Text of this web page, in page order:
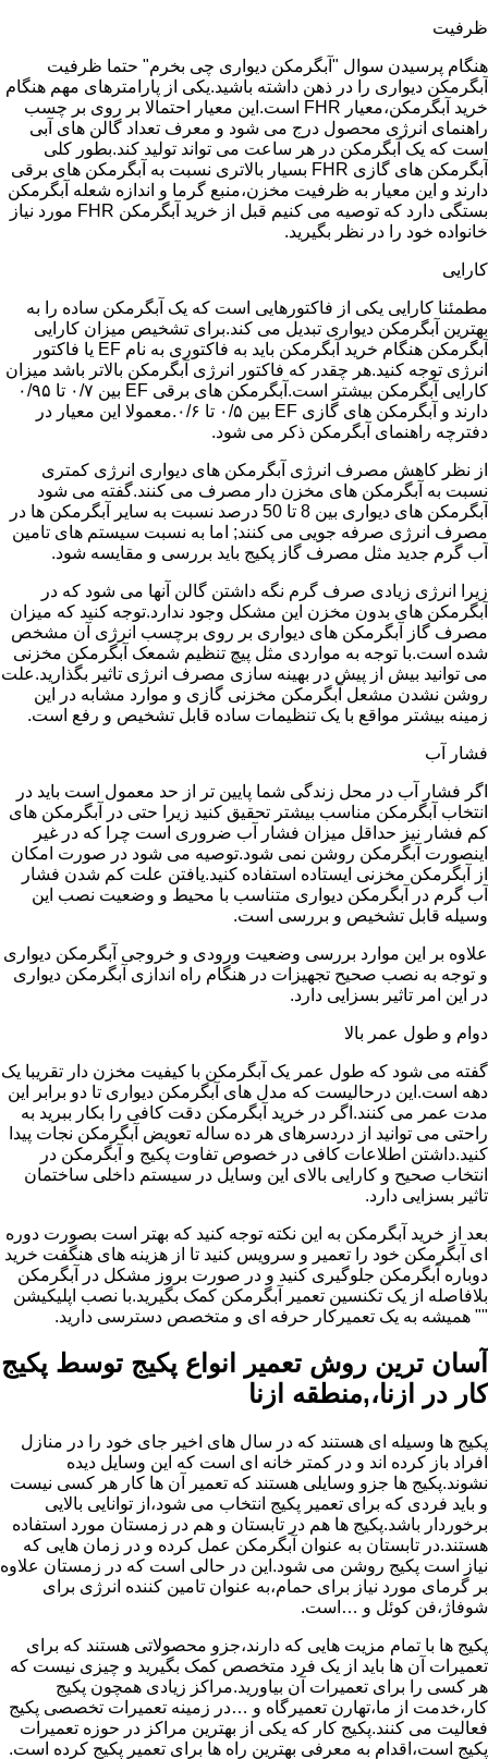
ظرفیت
هنگام پرسیدن سوال "آبگرمکن دیواری چی بخرم" حتما ظرفیت
آبگرمکن دیواری را در ذهن داشته باشید.یکی از پارامترهای مهم هنگام
خرید آبگرمکن،معیار FHR است.این معیار احتمالا بر روی بر چسب
راهنمای انرژی محصول درج می شود و معرف تعداد گالن های آبی
است که یک آبگرمکن در هر ساعت می تواند تولید کند.بطور کلی
آبگرمکن های گازی FHR بسیار بالاتری نسبت به آبگرمکن های برقی
دارند و این معیار به ظرفیت مخزن،منبع گرما و اندازه شعله آبگرمکن
بستگی دارد که توصیه می کنیم قبل از خرید آبگرمکن FHR مورد نیاز
خانواده خود را در نظر بگیرید.
کارایی
مطمئنا کارایی یکی از فاکتورهایی است که یک آبگرمکن ساده را به
بهترین آبگرمکن دیواری تبدیل می کند.برای تشخیص میزان کارایی
آبگرمکن هنگام خرید آبگرمکن باید به فاکتوری به نام EF یا فاکتور
انرژی توجه کنید.هر چقدر که فاکتور انرژی آبگرمکن بالاتر باشد میزان
کارایی آبگرمکن بیشتر است.آبگرمکن های برقی EF بین ۰/۷ تا ۰/۹۵
دارند و آبگرمکن های گازی EF بین ۰/۵ تا ۰/۶.معمولا این معیار در
دفترچه راهنمای آبگرمکن ذکر می شود.
از نظر کاهش مصرف انرژی آبگرمکن های دیواری انرژی کمتری
نسبت به آبگرمکن های مخزن دار مصرف می کنند.گفته می شود
آبگرمکن های دیواری بین 8 تا 50 درصد نسبت به سایر آبگرمکن ها در
مصرف انرژی صرفه جویی می کنند; اما به نسبت سیستم های تامین
آب گرم جدید مثل مصرف گاز پکیج باید بررسی و مقایسه شود.
زیرا انرژی زیادی صرف گرم نگه داشتن گالن آنها می شود که در
آبگرمکن های بدون مخزن این مشکل وجود ندارد.توجه کنید که میزان
مصرف گاز آبگرمکن های دیواری بر روی برچسب انرژی آن مشخص
شده است.با توجه به مواردی مثل پیچ تنظیم شمعک آبگرمکن مخزنی
می توانید بیش از پیش در بهینه سازی مصرف انرژی تاثیر بگذارید.علت
روشن نشدن مشعل آبگرمکن مخزنی گازی و موارد مشابه در این
زمینه بیشتر مواقع با یک تنظیمات ساده قابل تشخیص و رفع است.
فشار آب
اگر فشار آب در محل زندگی شما پایین تر از حد معمول است باید در
انتخاب آبگرمکن مناسب بیشتر تحقیق کنید زیرا حتی در آبگرمکن های
کم فشار نیز حداقل میزان فشار آب ضروری است چرا که در غیر
اینصورت آبگرمکن روشن نمی شود.توصیه می شود در صورت امکان
از آبگرمکن مخزنی ایستاده استفاده کنید.یافتن علت کم شدن فشار
آب گرم در آبگرمکن دیواری متناسب با محیط و وضعیت نصب این
وسیله قابل تشخیص و بررسی است.
علاوه بر این موارد بررسی وضعیت ورودی و خروجی آبگرمکن دیواری
و توجه به نصب صحیح تجهیزات در هنگام راه اندازی آبگرمکن دیواری
در این امر تاثیر بسزایی دارد.
دوام و طول عمر بالا
گفته می شود که طول عمر یک آبگرمکن با کیفیت مخزن دار تقریبا یک
دهه است.این درحالیست که مدل های آبگرمکن دیواری تا دو برابر این
مدت عمر می کنند.اگر در خرید آبگرمکن دقت کافی را بکار ببرید به
راحتی می توانید از دردسرهای هر ده ساله تعویض آبگرمکن نجات پیدا
کنید.داشتن اطلاعات کافی در خصوص تفاوت پکیج و آبگرمکن در
انتخاب صحیح و کارایی بالای این وسایل در سیستم داخلی ساختمان
تاثیر بسزایی دارد.
بعد از خرید آبگرمکن به این نکته توجه کنید که بهتر است بصورت دوره
ای آبگرمکن خود را تعمیر و سرویس کنید تا از هزینه های هنگفت خرید
دوباره آبگرمکن جلوگیری کنید و در صورت بروز مشکل در آبگرمکن
بلافاصله از یک تکنسین تعمیر آبگرمکن کمک بگیرید.با نصب اپلیکیشن
"" همیشه به یک تعمیرکار حرفه ای و متخصص دسترسی دارید.
آسان ترین روش تعمیر انواع پکیج توسط پکیج
کار در ازنا،,منطقه ازنا
پکیج ها وسیله ای هستند که در سال های اخیر جای خود را در منازل
افراد باز کرده اند و در کمتر خانه ای است که این وسایل دیده
نشوند.پکیج ها جزو وسایلی هستند که تعمیر آن ها کار هر کسی نیست
و باید فردی که برای تعمیر پکیج انتخاب می شود،از توانایی بالایی
برخوردار باشد.پکیج ها هم در تابستان و هم در زمستان مورد استفاده
هستند.در تابستان به عنوان آبگرمکن عمل کرده و در زمان هایی که
نیاز است پکیج روشن می شود.این در حالی است که در زمستان علاوه
بر گرمای مورد نیاز برای حمام،به عنوان تامین کننده انرژی برای
شوفاژ،فن کوئل و …است.
پکیج ها با تمام مزیت هایی که دارند،جزو محصولاتی هستند که برای
تعمیرات آن ها باید از یک فرد متخصص کمک بگیرید و چیزی نیست که
هر کسی را برای تعمیرات آن بیاورید.مراکز زیادی همچون پکیج
کار،خدمت از ما،تهارن تعمیرگاه و …در زمینه تعمیرات تخصصی پکیج
فعالیت می کنند.پکیج کار که یکی از بهترین مراکز در حوزه تعمیرات
پکیج است،اقدام به معرفی بهترین راه ها برای تعمیر پکیج کرده است.